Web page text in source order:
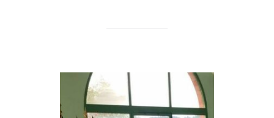
sur
de
Chauffailles